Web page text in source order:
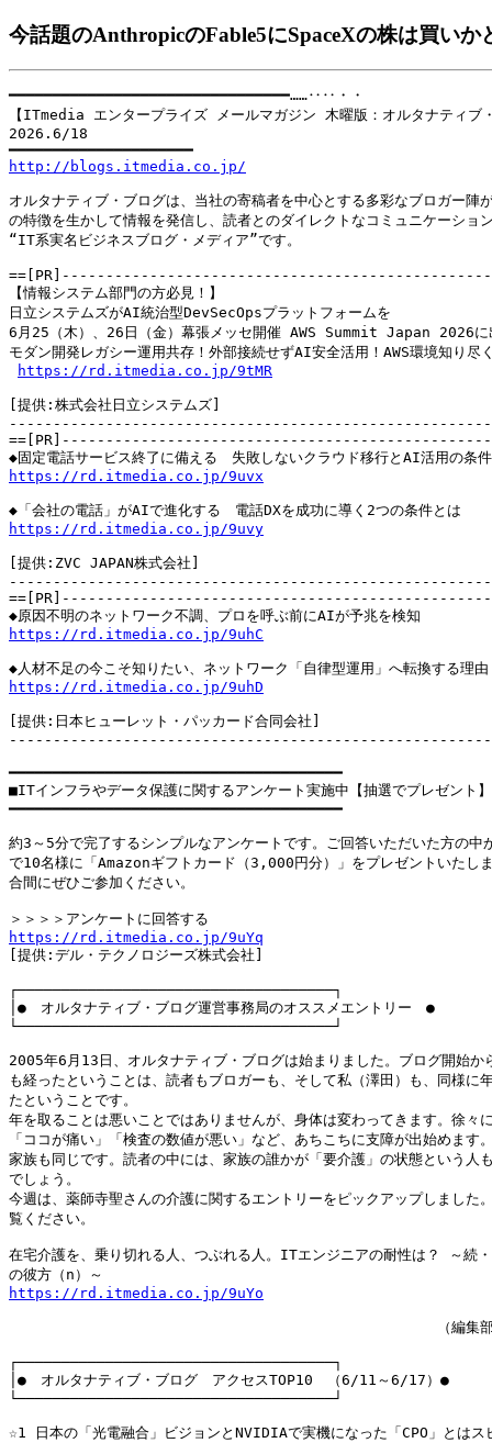
今話題のAnthropicのFable5にSpaceXの株は買い
━━━━━━━━━━━━━━━━━━━━━━━━━━━━━━━━……‥‥・・
【ITmedia エンタープライズ メールマガジン 木曜版：オルタナティブ
2026.6/18
http://blogs.itmedia.co.jp/
オルタナティブ・ブログは、当社の寄稿者を中心とする多彩なブロガー陣
の特徴を生かして情報を発信し、読者とのダイレクトなコミュニケーショ
“IT系実名ビジネスブログ・メディア”です。
【情報システム部門の方必見！】
日立システムズがAI統治型DevSecOpsプラットフォームを
6月25（木）、26日（金）幕張メッセ開催 AWS Summit Japan 2026
モダン開発レガシー運用共存！外部接続せずAI安全活用！AWS環境知り尽
https://rd.itmedia.co.jp/9tMR
[提供:株式会社日立システムズ]
https://rd.itmedia.co.jp/9uvx
https://rd.itmedia.co.jp/9uvy
[提供:ZVC JAPAN株式会社]
https://rd.itmedia.co.jp/9uhC
https://rd.itmedia.co.jp/9uhD
[提供:日本ヒューレット・パッカード合同会社]
━━━━━━━━━━━━━━━━━━━━━━━━━━━━━━━━━━━━━━
■ITインフラやデータ保護に関するアンケート実施中【抽選でプレゼント
━━━━━━━━━━━━━━━━━━━━━━━━━━━━━━━━━━━━━━
約3～5分で完了するシンプルなアンケートです。ご回答いただいた方の中
で10名様に「Amazonギフトカード（3,000円分）」をプレゼントいたし
合間にぜひご参加ください。
https://rd.itmedia.co.jp/9uYq
[提供:デル・テクノロジーズ株式会社]
┌────────────────────────────────────┐
│●　オルタナティブ・ブログ運営事務局のオススメエントリ
└────────────────────────────────────┘
2005年6月13日、オルタナティブ・ブログは始まりました。ブログ開始か
も経ったということは、読者もブロガーも、そして私（澤田）も、同様に
たということです。
年を取ることは悪いことではありませんが、身体は変わってきます。徐々
「ココが痛い」「検査の数値が悪い」など、あちこちに支障が出始めます
家族も同じです。読者の中には、家族の誰かが「要介護」の状態という人
でしょう。
今週は、薬師寺聖さんの介護に関するエントリーをピックアップしました
覧ください。
在宅介護を、乗り切れる人、つぶれる人。ITエンジニアの耐性は？ ～続
https://rd.itmedia.co.jp/9uYo
（編集部：澤田
┌────────────────────────────────────┐
│●　オルタナティブ・ブログ　アクセスTOP10　（6/11～6/17）●
└────────────────────────────────────┘
☆1 日本の「光電融合」ビジョンとNVIDIAで実機になった「CPO」とはス